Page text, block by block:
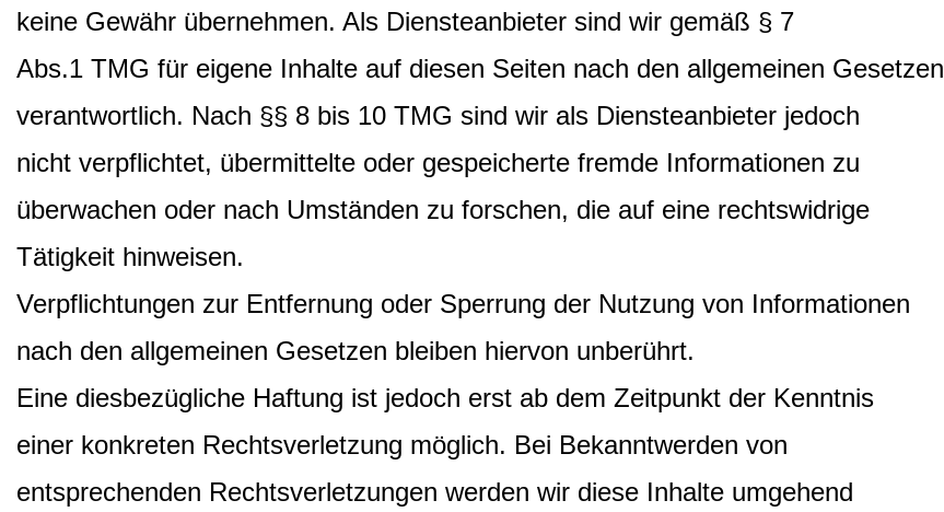
keine Gewähr übernehmen. Als Diensteanbieter sind wir gemäß § 7
Abs.1 TMG für eigene Inhalte auf diesen Seiten nach den allgemeinen Gesetzen
verantwortlich. Nach §§ 8 bis 10 TMG sind wir als Diensteanbieter jedoch
nicht verpflichtet, übermittelte oder gespeicherte fremde Informationen zu
überwachen oder nach Umständen zu forschen, die auf eine rechtswidrige
Tätigkeit hinweisen.
Verpflichtungen zur Entfernung oder Sperrung der Nutzung von Informationen
nach den allgemeinen Gesetzen bleiben hiervon unberührt.
Eine diesbezügliche Haftung ist jedoch erst ab dem Zeitpunkt der Kenntnis
einer konkreten Rechtsverletzung möglich. Bei Bekanntwerden von
entsprechenden Rechtsverletzungen werden wir diese Inhalte umgehend